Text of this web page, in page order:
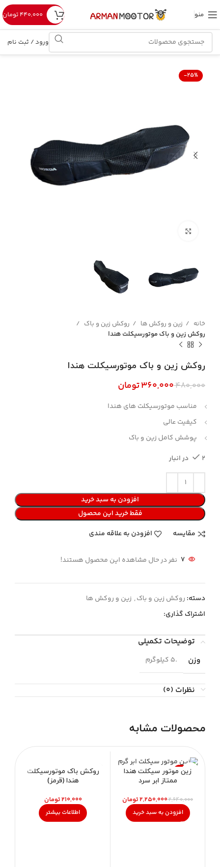
منو ۴۴۰,۰۰۰ تومان
ورود / ثبت نام
-25%
خانه زین و روکش ها
روکش زین و باک
روکش زین و باک موتورسیکلت هندا
روکش زین و باک موتورسیکلت هندا
۴۸۰,۰۰۰۳۶۰,۰۰۰تومان
مناسب موتورسیکلت های هندا
کیفیت عالی
پوشش کامل زین و باک
2 در انبار
افزودن به سبد خرید
فقط خرید این محصول
مقایسه
افزودن به علاقه مندی
7 نفر در حال مشاهده این محصول هستند!
دسته: روکش زین و باک, زین و روکش ها
اشتراک گذاری:
توضیحات تکمیلی
وزن .5 کیلوگرم
نظرات (0)
محصولات مشابه
-15%
زین موتور سیکلت هندا
ممتاز ابر سرد
۲,۶۴۰,۰۰۰۲,۲۵۰,۰۰۰تومان
افزودن به سبد خرید
ناموجود
روکش باک موتورسیکلت
هندا (قرمز)
تومان
اطلاعات بیشتر